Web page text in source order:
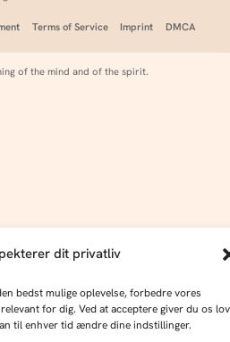
dit privatliv
bedst mulige oplevelse, forbedre vores
for dig. Ved at acceptere giver du os lov
til enhver tid ændre dine indstillinger.
Terms of Service Imprint DMCA
of the mind and of the spirit.